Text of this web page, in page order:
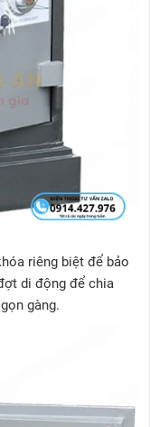
riêng biệt để bảo
di động để chia
gàng.